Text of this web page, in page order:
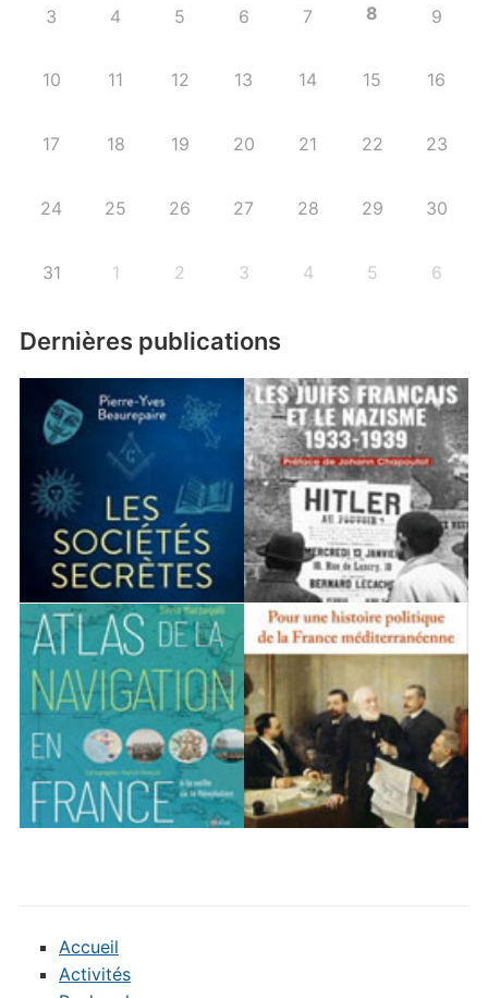
3 4 5 6 7 8 9
10 11 12 13 14 15 16
17 18 19 20 21 22 23
24 25 26 27 28 29 30
31 1 2 3 4 5 6
Dernières publications
Accueil
Activités